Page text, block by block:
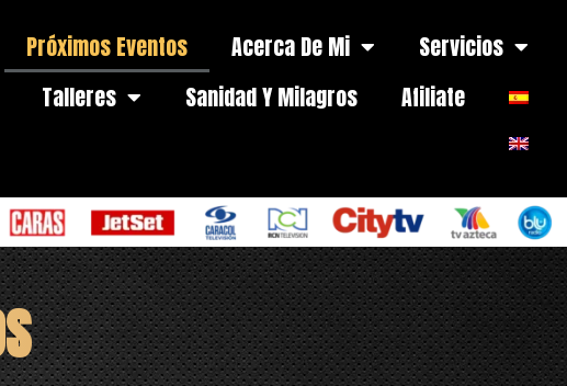
Próximos Eventos Acerca De Mi
Servicios
Talleres Sanidad Y Milagros Afiliate